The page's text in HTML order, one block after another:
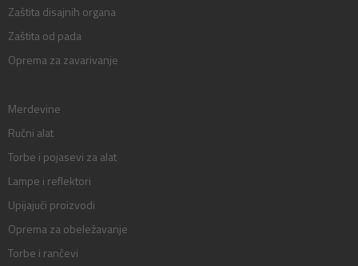
Zaštita disajnih organa
Zaštita od pada
Oprema za zavarivanje
Merdevine
Ručni alat
Torbe i pojasevi za alat
Lampe i reflektori
Upijajući proizvodi
Oprema za obeležavanje
Torbe i rančevi